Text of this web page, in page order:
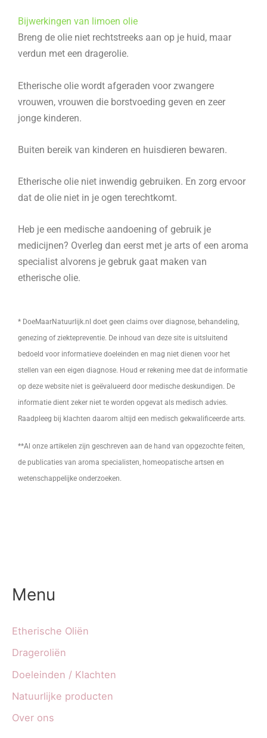
Bijwerkingen van limoen olie
Breng de olie niet rechtstreeks aan op je huid, maar
verdun met een dragerolie.
Etherische olie wordt afgeraden voor zwangere
vrouwen, vrouwen die borstvoeding geven en zeer
jonge kinderen.
Buiten bereik van kinderen en huisdieren bewaren.
Etherische olie niet inwendig gebruiken. En zorg ervoor
dat de olie niet in je ogen terechtkomt.
Heb je een medische aandoening of gebruik je
medicijnen? Overleg dan eerst met je arts of een aroma
specialist alvorens je gebruk gaat maken van
etherische olie.
* DoeMaarNatuurlijk.nl doet geen claims over diagnose, behandeling,
genezing of ziektepreventie. De inhoud van deze site is uitsluitend
bedoeld voor informatieve doeleinden en mag niet dienen voor het
stellen van een eigen diagnose. Houd er rekening mee dat de informatie
op deze website niet is geëvalueerd door medische deskundigen. De
informatie dient zeker niet te worden opgevat als medisch advies.
Raadpleeg bij klachten daarom altijd een medisch gekwalificeerde arts.
**Al onze artikelen zijn geschreven aan de hand van opgezochte feiten,
de publicaties van aroma specialisten, homeopatische artsen en
wetenschappelijke onderzoeken.
Menu
Etherische Oliën
Drageroliën
Doeleinden / Klachten
Natuurlijke producten
Over ons